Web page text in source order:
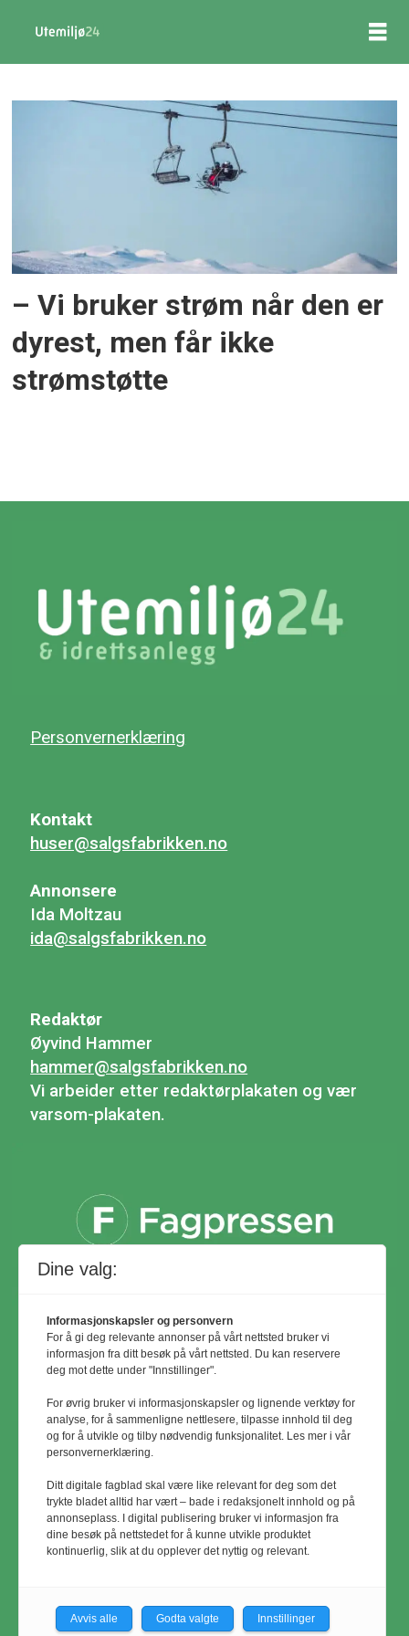
Tag:
alpinbransjen
– Vi bruker strøm når den er
dyrest, men får ikke
strømstøtte
Personvernerklæring
Kontakt
huser@salgsfabrikken.no
Annonsere
Ida Moltzau
ida@salgsfabrikken.no
Redaktør
Øyvind Hammer
hammer@salgsfabrikken.no
Vi arbeider etter redaktørplakaten og vær
varsom-plakaten.
© Utemiljø24 & Idrettsanlegg 2024
Materialet er vernet etter åndsverkloven.
Uten uttrykkelig samtykke er
eksemplarfremstilling bare tillatt når det er
Dine valg:
Informasjonskapsler og personvern
For å gi deg relevante annonser på vårt nettsted bruker vi
informasjon fra ditt besøk på vårt nettsted. Du kan reservere
deg mot dette under "Innstillinger".
For øvrig bruker vi informasjonskapsler og lignende verktøy for
analyse, for å sammenligne nettlesere, tilpasse innhold til deg
og for å utvikle og tilby nødvendig funksjonalitet. Les mer i vår
personvernerklæring.
Ditt digitale fagblad skal være like relevant for deg som det
trykte bladet alltid har vært – bade i redaksjonelt innhold og på
annonseplass. I digital publisering bruker vi informasjon fra
dine besøk på nettstedet for å kunne utvikle produktet
kontinuerlig, slik at du opplever det nyttig og relevant.
Avvis alle Godta valgte Innstillinger